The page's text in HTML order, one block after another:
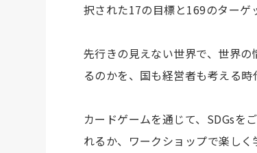
択された17の目標と169のターゲ
先行きの見えない世界で、世界
るのかを、国も経営者も考える時
カードゲームを通じて、SDGsを
れるか、ワークショップで楽しく